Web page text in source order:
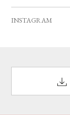
INSTAGRAM